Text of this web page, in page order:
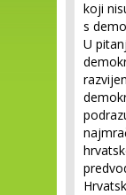
koji
s
U